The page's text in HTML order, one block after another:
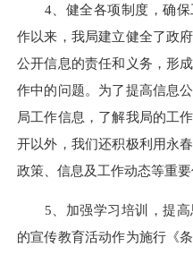
4、健全各项制度，确保
作以来，我局建立健全了政
公开信息的责任和义务，形
作中的问题。为了提高信息
局工作信息，了解我局的工
开以外，我们还积极利用永
政策、信息及工作动态等重要
5、加强学习培训，提高
的宣传教育活动作为施行《